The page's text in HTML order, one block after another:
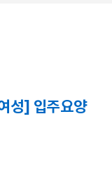
성] 입주요양